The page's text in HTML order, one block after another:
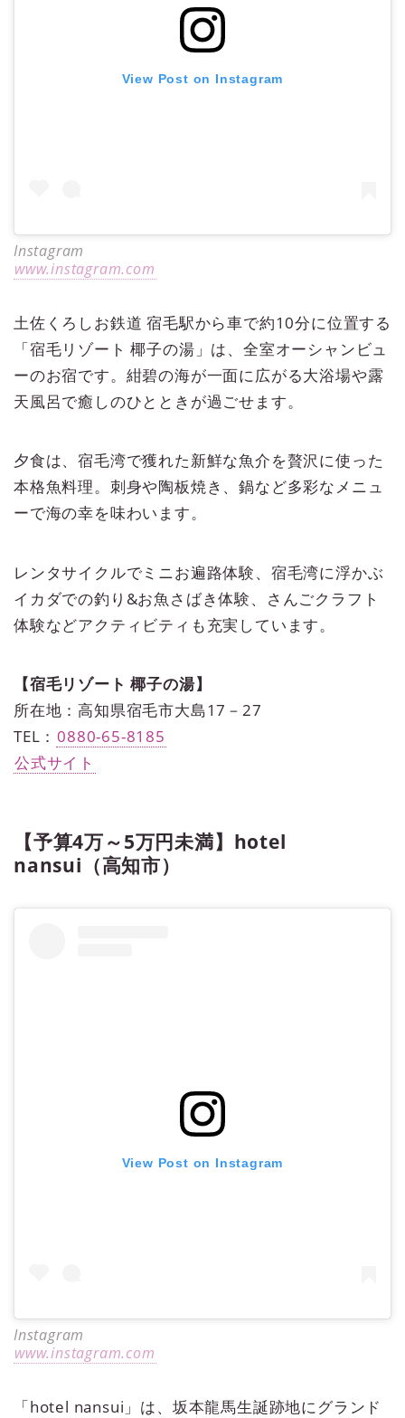
View Post on Instagram
Instagram
www.instagram.com
土佐くろしお鉄道 宿毛駅から車で約10分に位置する
「宿毛リゾート 椰子の湯」は、全室オーシャンビュ
ーのお宿です。紺碧の海が一面に広がる大浴場や露
天風呂で癒しのひとときが過ごせます。
夕食は、宿毛湾で獲れた新鮮な魚介を贅沢に使った
本格魚料理。刺身や陶板焼き、鍋など多彩なメニュ
ーで海の幸を味わいます。
レンタサイクルでミニお遍路体験、宿毛湾に浮かぶ
イカダでの釣り&お魚さばき体験、さんごクラフト
体験などアクティビティも充実しています。
【宿毛リゾート 椰子の湯】
所在地：高知県宿毛市大島17－27
TEL： 0880-65-8185
公式サイト
【予算4万～5万円未満】hotel
nansui（高知市）
View Post on Instagram
Instagram
www.instagram.com
「hotel nansui」は、坂本龍馬生誕跡地にグランド